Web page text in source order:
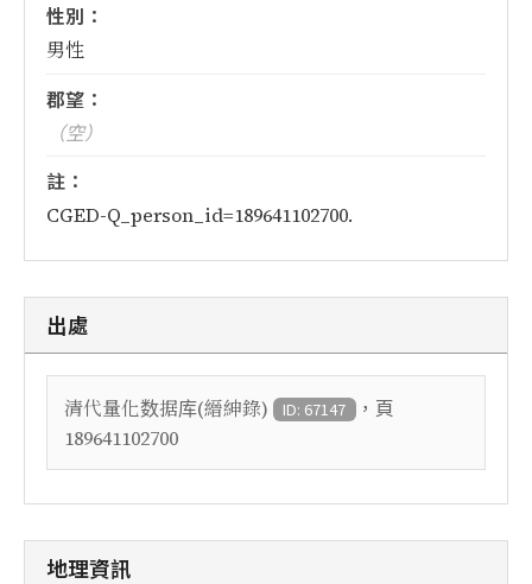
性別：
男性
郡望：
（空）
註：
CGED-Q_person_id=189641102700.
出處
清代量化数据库(縉紳錄) ID: 67147 ，頁
189641102700
地理資訊